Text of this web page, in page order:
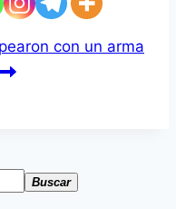
con un arma
Buscar